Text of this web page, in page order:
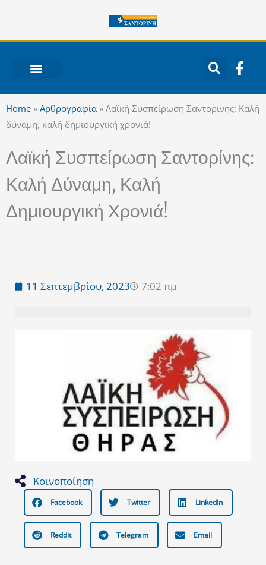
περιεχόμενο
F
a
e
b
k
-
Home » Αρθρογραφία » Λαϊκή Συσπείρωση Σαντορίνης: Καλή
δύναμη, καλή δημιουργική χρονιά!
Λαϊκή Συσπείρωση Σαντορίνης:
Καλή Δύναμη, Καλή
Δημιουργική Χρονιά!
11 Σεπτεμβρίου, 2023 7:02 πμ
Κοινοποίηση
Facebook Twitter LinkedIn
Reddit Telegram Email